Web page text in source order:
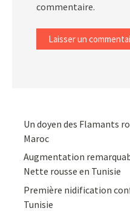
commentaire.
Un doyen des Flamants
Maroc
Augmentation
Nette rousse en Tunisie
Première nidification
Tunisie